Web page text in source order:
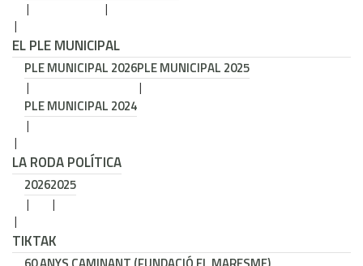
EL PLE MUNICIPAL
PLE MUNICIPAL 2026PLE MUNICIPAL 2025
PLE MUNICIPAL 2024
LA RODA POLÍTICA
20262025
TIKTAK